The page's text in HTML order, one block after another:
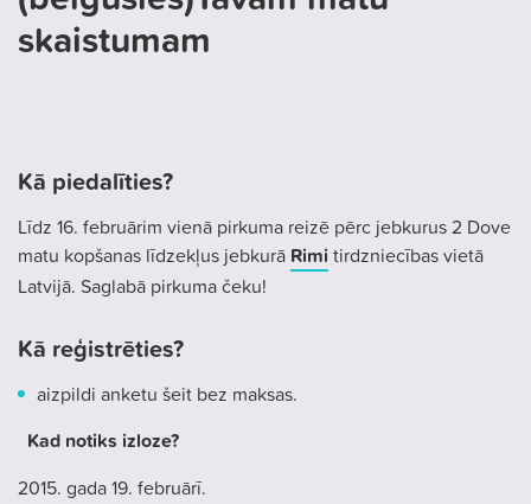
skaistumam
Kā piedalīties?
Līdz 16. februārim vienā pirkuma reizē pērc jebkurus 2 Dove
matu kopšanas līdzekļus jebkurā Rimi tirdzniecības vietā
Latvijā. Saglabā pirkuma čeku!
Kā reģistrēties?
aizpildi anketu šeit bez maksas.
Kad notiks izloze?
2015. gada 19. februārī.